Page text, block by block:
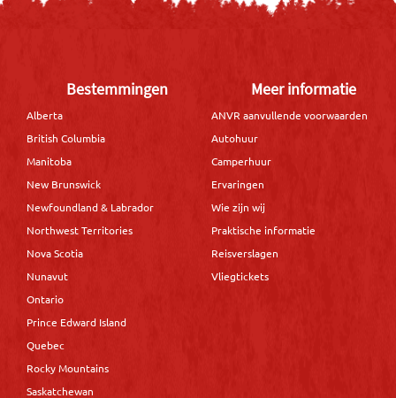
Bestemmingen
Alberta
British Columbia
Manitoba
New Brunswick
Newfoundland & Labrador
Northwest Territories
Nova Scotia
Nunavut
Ontario
Prince Edward Island
Quebec
Rocky Mountains
Saskatchewan
Meer informatie
ANVR aanvullende voorwaarden
Autohuur
Camperhuur
Ervaringen
Wie zijn wij
Praktische informatie
Reisverslagen
Vliegtickets